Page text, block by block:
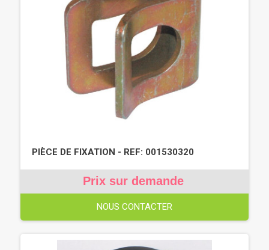
PIÈCE DE FIXATION - REF: 001530320
Prix sur demande
NOUS CONTACTER